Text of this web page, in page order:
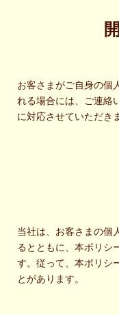
お客さまがご自身の個
れる場合には、ご連絡
に対応させていただき
当社は、お客さまの個
るとともに、本ポリシ
す。従って、本ポリシ
とがあります。